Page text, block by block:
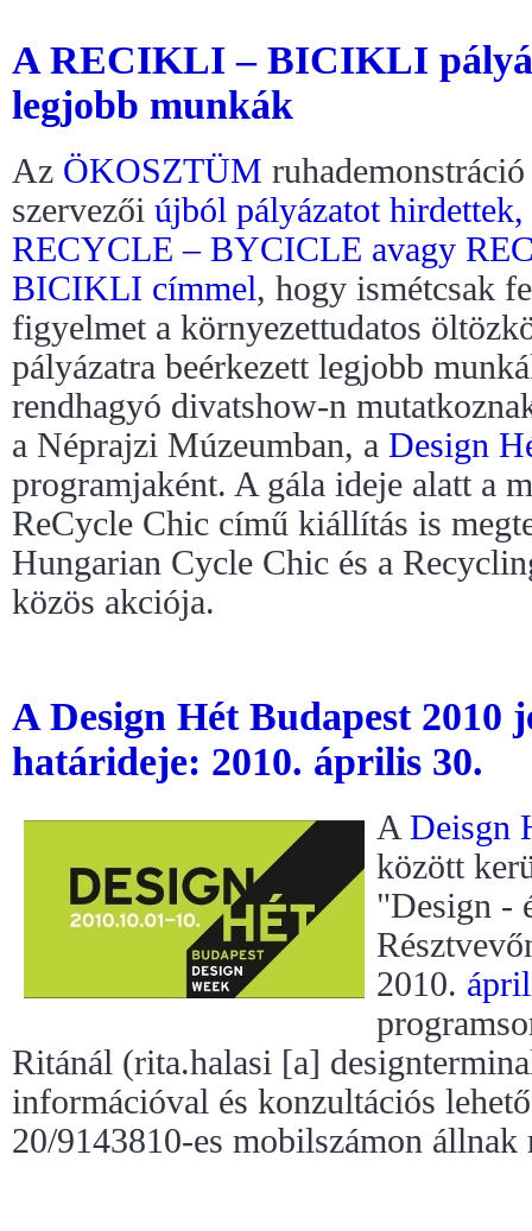
A RECIKLI – BICIKLI
legjobb munkák
Az ÖKOSZTÜM ruhademonstráció
szervezői újból pályázatot hirdettek,
RECYCLE – BYCICLE avagy
BICIKLI címmel, hogy ismétcsak
figyelmet a környezettudatos
pályázatra beérkezett legjobb
rendhagyó divatshow-n
a Néprajzi Múzeumban, a Design
programjaként. A gála ideje alatt a
ReCycle Chic című kiállítás is
Hungarian Cycle Chic és a
közös akciója.
A Design Hét Budapest 2010
határideje: 2010. április 30.
A Deisgn
között
"Design -
2010.
Ritánál (rita.halasi [a]
információval és konzultációs
20/9143810-es mobilszámon állnak